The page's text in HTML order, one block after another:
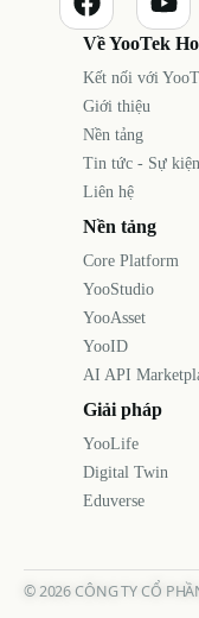
Về YooTek
Kết nối với
Giới thiệu
Nền tảng
Tin tức - Sự kiện
Liên hệ
Nền tảng
Core Platform
YooStudio
YooAsset
YooID
AI API
Giải pháp
YooLife
Digital Twin
Eduverse
©2026CÔNG TY CỔ